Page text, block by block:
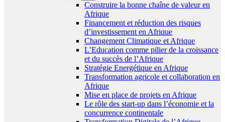
Construire la bonne chaîne de valeur en
Afrique
Financement et réduction des risques
d’investissement en Afrique
Changement Climatique et Afrique
L’Education comme pilier de la croissance
et du succès de l’Afrique
Stratégie Energétique en Afrique
Transformation agricole et collaboration en
Afrique
Mise en place de projets en Afrique
Le rôle des start-up dans l’économie et la
concurrence continentale